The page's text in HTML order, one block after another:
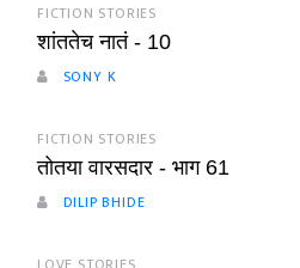
FICTION STORIES
शांततेच नातं - 10
SONY K
FICTION STORIES
तोतया वारसदार - भाग 61
DILIP BHIDE